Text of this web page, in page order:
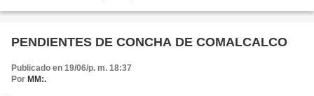
PENDIENTES DE CONCHA DE COMALCALCO
Publicado en 19/06/p. m. 18:37
Por MM:.